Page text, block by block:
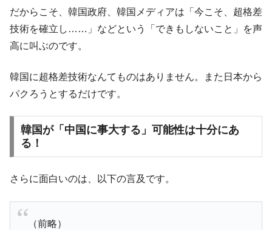
だからこそ、韓国政府、韓国メディアは「今こそ、超格差
技術を確立し……」などという「できもしないこと」を声
高に叫ぶのです。
韓国に超格差技術なんてものはありません。また日本から
パクろうとするだけです。
韓国が「中国に事大する」可能性は十分にあ
る！
さらに面白いのは、以下の言及です。
（前略）